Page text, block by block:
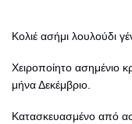
Κολιέ ασήμι λουλούδι
Χειροποίητο ασημένιο
μήνα Δεκέμβριο.
Κατασκευασμένο από